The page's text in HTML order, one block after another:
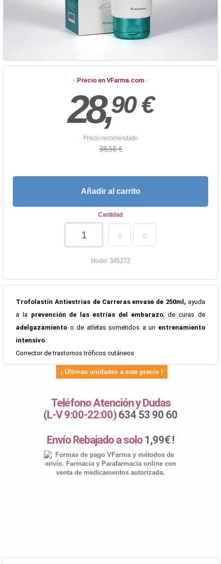
· Precio en VFarma.com ·
28,90 €
· Precio recomendado ·
38,58 €
Añadir al carrito
Cantidad
Model 345272
Trofolastín Antiestrias de Carreras envase de 250ml, ayuda
a la prevención de las estrías del embarazo, de curas de
adelgazamiento o de atletas sometidos a un entrenamiento
intensivo.
Corrector de trastornos tróficos cutáneos
¡ Últimas unidades a este precio !
Teléfono Atención y Dudas
(L-V 9:00-22:00) 634 53 90 60
Envío Rebajado a solo 1,99€ !